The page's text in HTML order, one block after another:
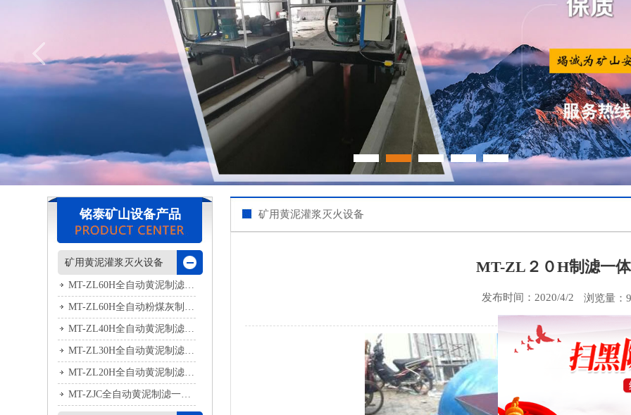
铭泰矿山设备产品
矿用黄泥灌浆灭火设备
MT-ZL60H全自动黄泥制滤一体机
MT-ZL60H全自动粉煤灰制滤一体机
MT-ZL40H全自动黄泥制滤一体机
MT-ZL30H全自动黄泥制滤一体机
MT-ZL20H全自动黄泥制滤一体机
MT-ZJC全自动黄泥制滤一体机
矿用黄泥灌浆灭火设备
MT-ZL２０H制滤一
发布时间：2020/4/2 浏览量：